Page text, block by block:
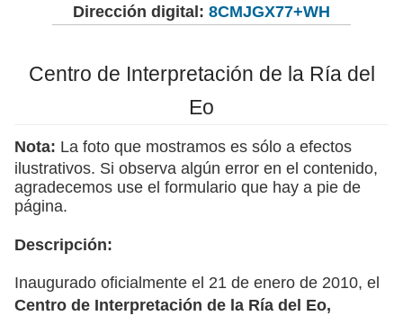
Dirección digital: 8CMJGX77+WH
Centro de Interpretación de la Ría del
Eo
Nota: La foto que mostramos es sólo a efectos
ilustrativos. Si observa algún error en el contenido,
agradecemos use el formulario que hay a pie de
página.
Descripción:
Inaugurado oficialmente el 21 de enero de 2010, el
Centro de Interpretación de la Ría del Eo,